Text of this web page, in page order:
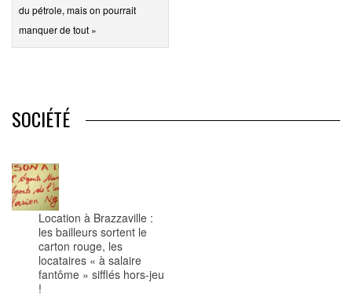
du pétrole, mais on pourrait
manquer de tout »
SOCIÉTÉ
Location à Brazzaville :
les bailleurs sortent le
carton rouge, les
locataires « à salaire
fantôme » sifflés hors-jeu
!